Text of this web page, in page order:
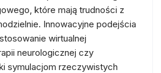
które mają trudności z
Innowacyjne podejścia
wirtualnej
neurologicznej czy
symulacjom rzeczywistych